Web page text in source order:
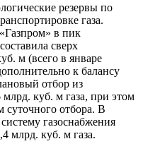
резервы по
газа.
в пик
сверх
м (всего в январе
к балансу
отбор из
куб. м газа, при этом
суточного отбора. В
газоснабжения
млрд. куб. м газа.